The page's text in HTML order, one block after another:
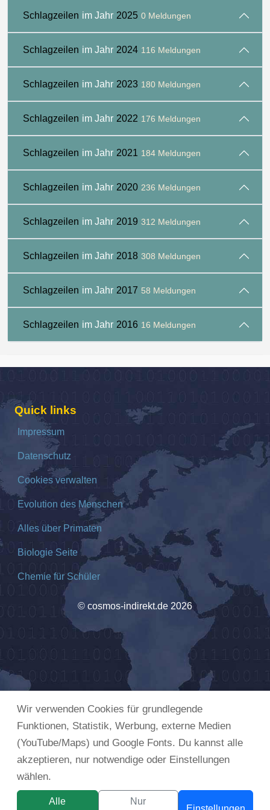
Wir verwenden Cookies für grundlegende
Funktionen, Statistik, Werbung, externe Medien
(YouTube/Maps) und Google Fonts. Du kannst alle
akzeptieren, nur notwendige oder Einstellungen
wählen.
Alle Nur
Schlagzeilen im Jahr 2025 0 Meldungen
Schlagzeilen im Jahr 2024 116 Meldungen
Schlagzeilen im Jahr 2023 180 Meldungen
Schlagzeilen im Jahr 2022 176 Meldungen
Schlagzeilen im Jahr 2021 184 Meldungen
Schlagzeilen im Jahr 2020 236 Meldungen
Schlagzeilen im Jahr 2019 312 Meldungen
Schlagzeilen im Jahr 2018 308 Meldungen
Schlagzeilen im Jahr 2017 58 Meldungen
Schlagzeilen im Jahr 2016 16 Meldungen
Quick links
Impressum
Datenschutz
Cookies verwalten
Evolution des Menschen
Alles über Primaten
Biologie Seite
Chemie für Schüler
© cosmos-indirekt.de 2026